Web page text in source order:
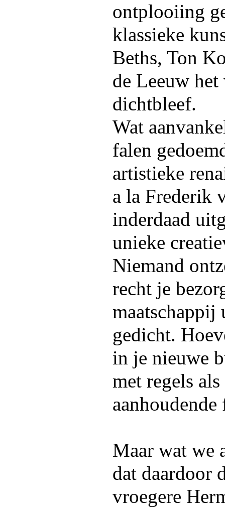
ontplooiing
klassieke
Beths, Ton
de Leeuw
dichtbleef.
Wat
falen
artistieke
a la Frederik
inderdaad
unieke
Niemand
recht je
gedicht.
in je nieuwe
met regels
Maar wat we
dat daardoor
vroegere